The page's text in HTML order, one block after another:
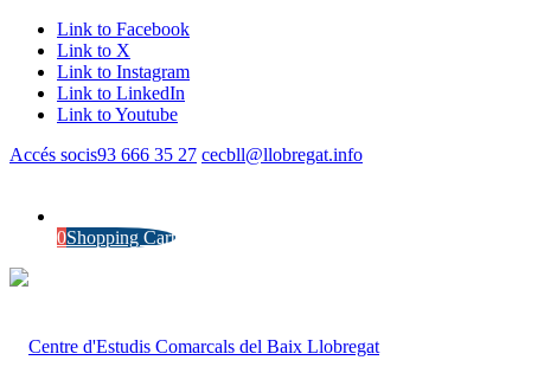
Link to Facebook
Link to X
Link to Instagram
Link to LinkedIn
Link to Youtube
Accés socis93 666 35 27 cecbll@llobregat.info
0Shopping Cart